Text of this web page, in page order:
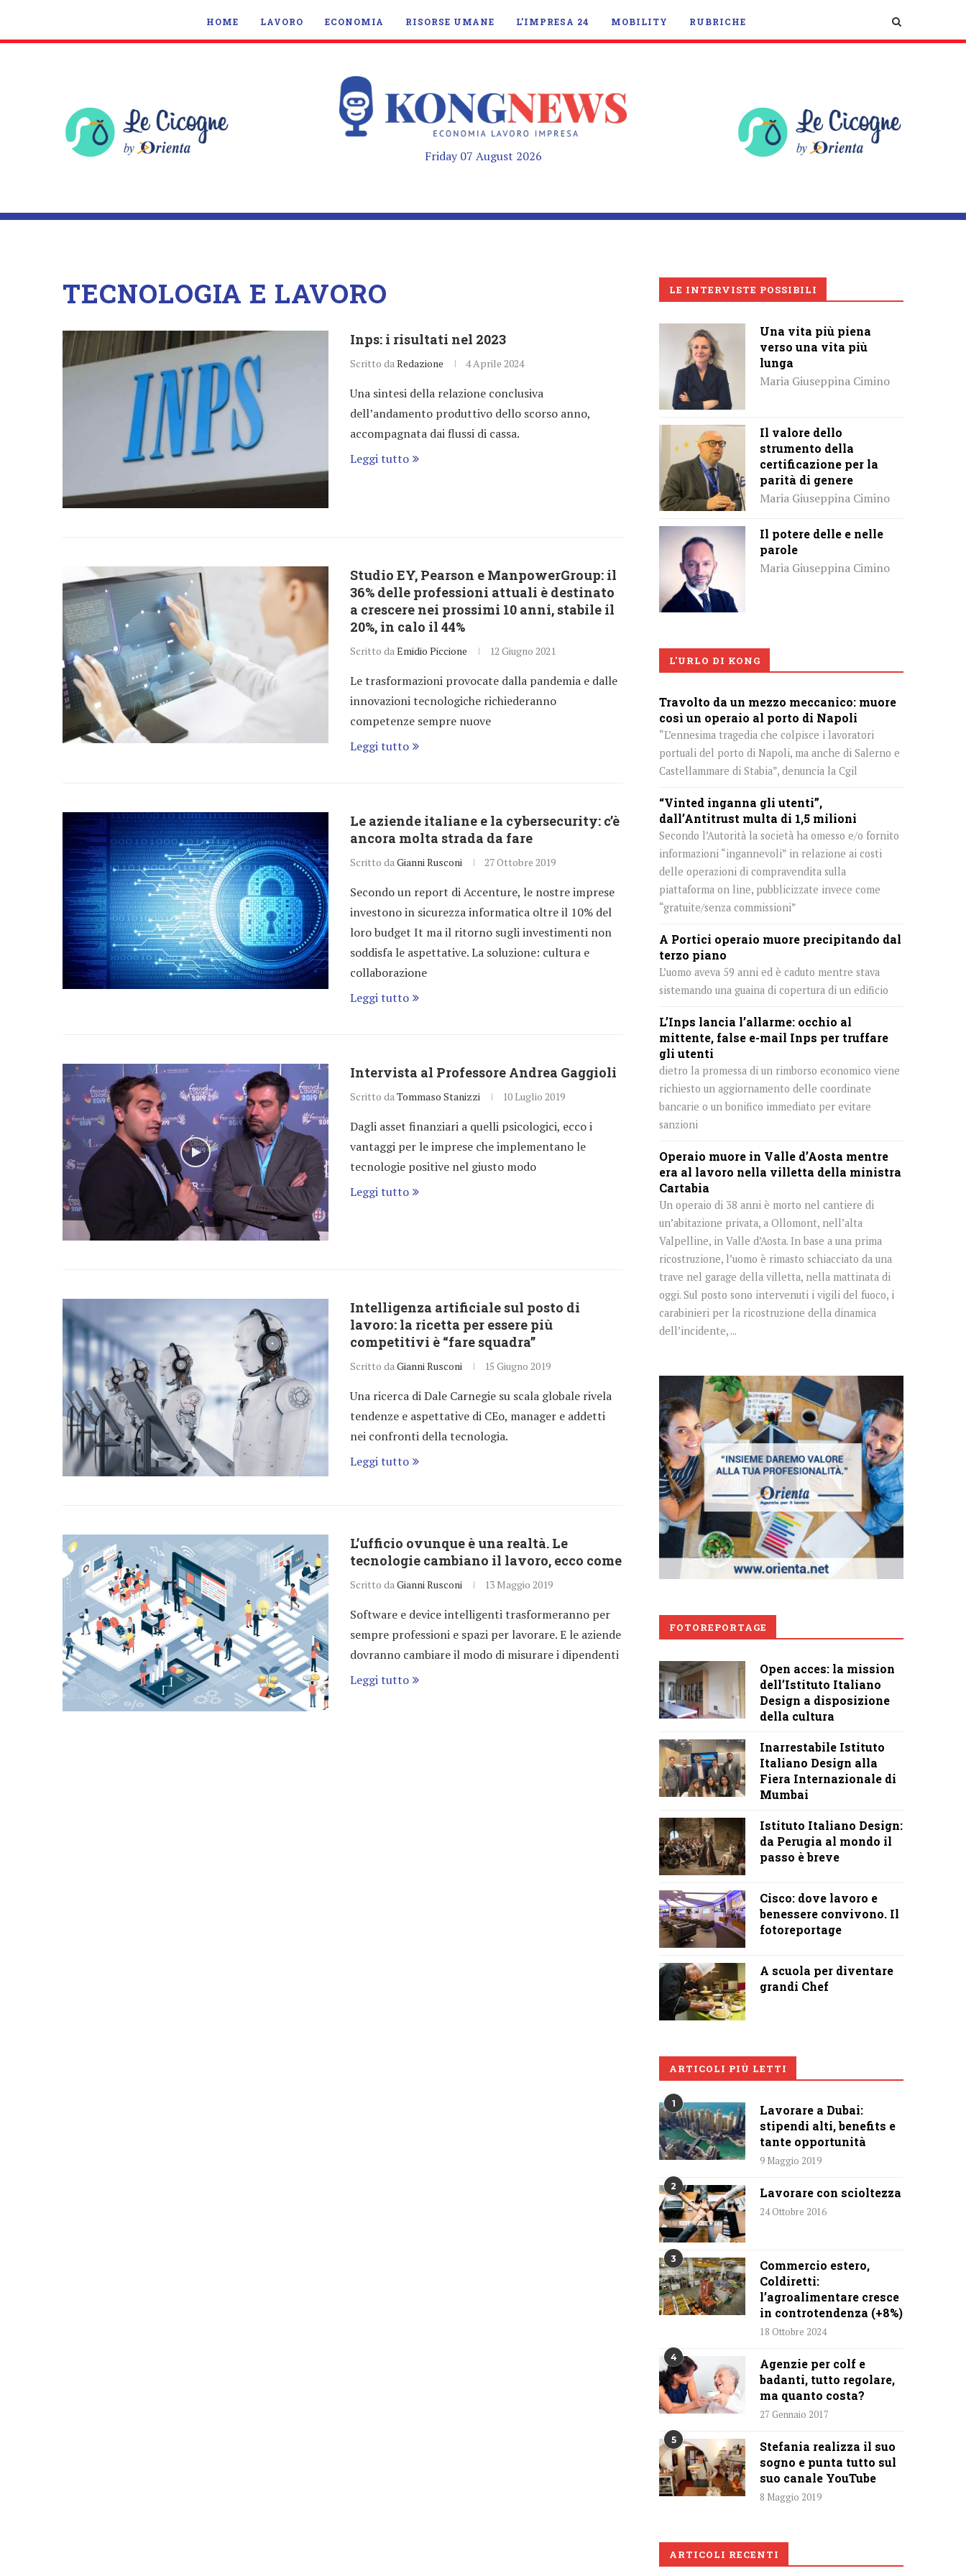
HOME LAVORO ECONOMIA RISORSE UMANE L’IMPRESA 24 MOBILITY RUBRICHE
Friday 07 August 2026
TECNOLOGIA E LAVORO
Inps: i risultati nel 2023
Scritto daRedazione 4 Aprile 2024
Una sintesi della relazione conclusiva
dell’andamento produttivo dello scorso anno,
accompagnata dai flussi di cassa.
Leggi tutto
Studio EY, Pearson e ManpowerGroup: il
36% delle professioni attuali è destinato
a crescere nei prossimi 10 anni, stabile il
20%, in calo il 44%
Scritto da Emidio Piccione 12 Giugno 2021
Le trasformazioni provocate dalla pandemia e dalle
innovazioni tecnologiche richiederanno
competenze sempre nuove
Leggi tutto
Le aziende italiane e la cybersecurity: c’è
ancora molta strada da fare
Scritto da Gianni Rusconi 27 Ottobre 2019
Secondo un report di Accenture, le nostre imprese
investono in sicurezza informatica oltre il 10% del
loro budget It ma il ritorno sugli investimenti non
soddisfa le aspettative. La soluzione: cultura e
collaborazione
Leggi tutto
Intervista al Professore Andrea Gaggioli
Scritto da Tommaso Stanizzi 10 Luglio 2019
Dagli asset finanziari a quelli psicologici, ecco i
vantaggi per le imprese che implementano le
tecnologie positive nel giusto modo
Leggi tutto
Intelligenza artificiale sul posto di
lavoro: la ricetta per essere più
competitivi è “fare squadra”
Scritto daGianni Rusconi 15 Giugno 2019
Una ricerca di Dale Carnegie su scala globale rivela
tendenze e aspettative di CEo, manager e addetti
nei confronti della tecnologia.
Leggi tutto
L’ufficio ovunque è una realtà. Le
tecnologie cambiano il lavoro, ecco come
Scritto daGianni Rusconi 13 Maggio 2019
Software e device intelligenti trasformeranno per
sempre professioni e spazi per lavorare. E le aziende
dovranno cambiare il modo di misurare i dipendenti
Leggi tutto
LE INTERVISTE POSSIBILI
Una vita più piena
verso una vita più
lunga
Maria Giuseppina Cimino
Il valore dello
strumento della
certificazione per la
parità di genere
Maria Giuseppina Cimino
Il potere delle e nelle
parole
Maria Giuseppina Cimino
L'URLO DI KONG
Travolto da un mezzo meccanico: muore
così un operaio al porto di Napoli
“L’ennesima tragedia che colpisce i lavoratori
portuali del porto di Napoli, ma anche di Salerno e
Castellammare di Stabia”, denuncia la Cgil
“Vinted inganna gli utenti”,
dall’Antitrust multa di 1,5 milioni
Secondo l’Autorità la società ha omesso e/o fornito
informazioni “ingannevoli” in relazione ai costi
delle operazioni di compravendita sulla
piattaforma on line, pubblicizzate invece come
“gratuite/senza commissioni”
A Portici operaio muore precipitando dal
terzo piano
L’uomo aveva 59 anni ed è caduto mentre stava
sistemando una guaina di copertura di un edificio
L’Inps lancia l’allarme: occhio al
mittente, false e-mail Inps per truffare
gli utenti
dietro la promessa di un rimborso economico viene
richiesto un aggiornamento delle coordinate
bancarie o un bonifico immediato per evitare
sanzioni
Operaio muore in Valle d’Aosta mentre
era al lavoro nella villetta della ministra
Cartabia
Un operaio di 38 anni è morto nel cantiere di
un’abitazione privata, a Ollomont, nell’alta
Valpelline, in Valle d’Aosta. In base a una prima
ricostruzione, l’uomo è rimasto schiacciato da una
trave nel garage della villetta, nella mattinata di
oggi. Sul posto sono intervenuti i vigili del fuoco, i
carabinieri per la ricostruzione della dinamica
dell’incidente, ...
FOTOREPORTAGE
Open acces: la mission
dell’Istituto Italiano
Design a disposizione
della cultura
Inarrestabile Istituto
Italiano Design alla
Fiera Internazionale di
Mumbai
Istituto Italiano Design:
da Perugia al mondo il
passo è breve
Cisco: dove lavoro e
benessere convivono. Il
fotoreportage
A scuola per diventare
grandi Chef
ARTICOLI PIÙ LETTI
1
Lavorare a Dubai:
stipendi alti, benefits e
tante opportunità
9 Maggio 2019
2 Lavorare con scioltezza
24 Ottobre 2016
3
Commercio estero,
Coldiretti:
l’agroalimentare cresce
in controtendenza (+8%)
18 Ottobre 2024
4
Agenzie per colf e
badanti, tutto regolare,
ma quanto costa?
27 Gennaio 2017
5
Stefania realizza il suo
sogno e punta tutto sul
suo canale YouTube
8 Maggio 2019
ARTICOLI RECENTI